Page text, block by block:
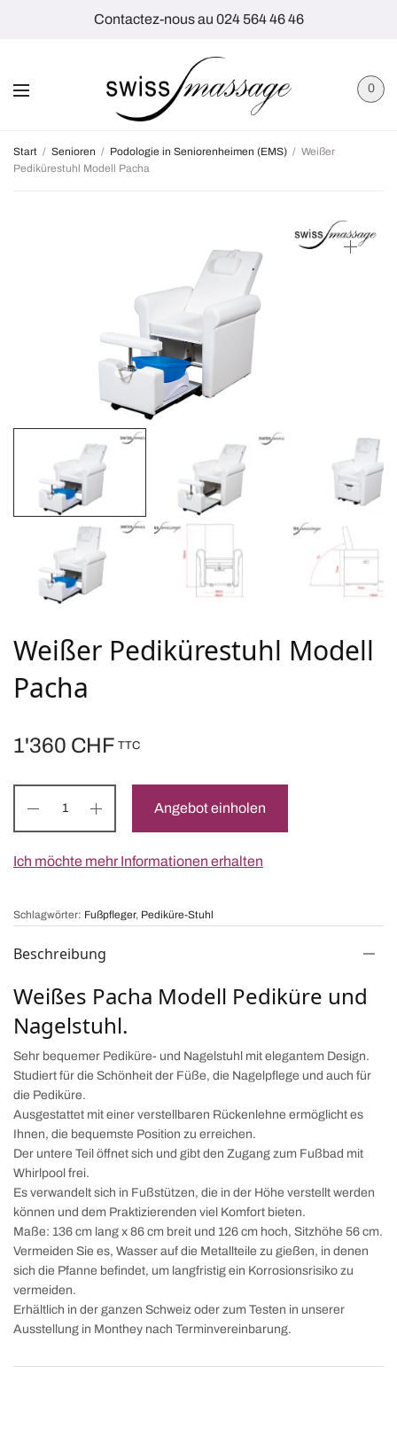
Contactez-nous au 024 564 46 46
0
Start / Senioren / Podologie in Seniorenheimen (EMS) / Weißer
Pedikürestuhl Modell Pacha
Weißer Pedikürestuhl Modell
Pacha
1'360 CHF TTC
Angebot einholen
Ich möchte mehr Informationen erhalten
Schlagwörter: Fußpfleger, Pediküre-Stuhl
Beschreibung
Weißes Pacha Modell Pediküre und
Nagelstuhl.
Sehr bequemer Pediküre- und Nagelstuhl mit elegantem Design.
Studiert für die Schönheit der Füße, die Nagelpflege und auch für
die Pediküre.
Ausgestattet mit einer verstellbaren Rückenlehne ermöglicht es
Ihnen, die bequemste Position zu erreichen.
Der untere Teil öffnet sich und gibt den Zugang zum Fußbad mit
Whirlpool frei.
Es verwandelt sich in Fußstützen, die in der Höhe verstellt werden
können und dem Praktizierenden viel Komfort bieten.
Maße: 136 cm lang x 86 cm breit und 126 cm hoch, Sitzhöhe 56 cm.
Vermeiden Sie es, Wasser auf die Metallteile zu gießen, in denen
sich die Pfanne befindet, um langfristig ein Korrosionsrisiko zu
vermeiden.
Erhältlich in der ganzen Schweiz oder zum Testen in unserer
Ausstellung in Monthey nach Terminvereinbarung.